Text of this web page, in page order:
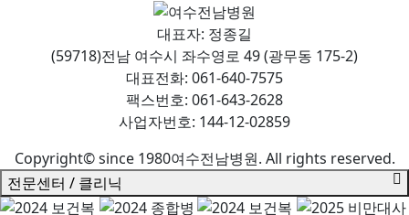
대표자: 정종길
(59718)전남 여수시 좌수영로 49 (광무동 175-2)
대표전화: 061-640-7575
팩스번호: 061-643-2628
사업자번호: 144-12-02859
Copyright© since 1980여수전남병원. All rights reserved.
전문센터 / 클리닉